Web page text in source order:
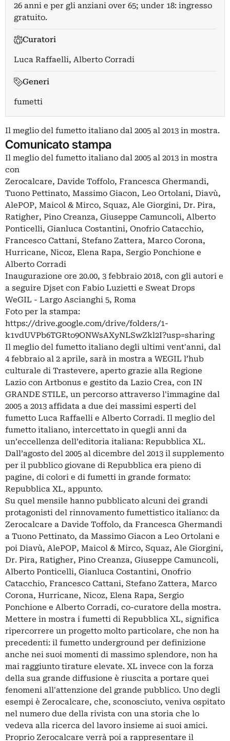
26 anni e per gli anziani over 65; under 18: ingresso
gratuito.
Curatori
Luca Raffaelli, Alberto Corradi
Generi
fumetti
Il meglio del fumetto italiano dal 2005 al 2013 in mostra.
Comunicato stampa
Il meglio del fumetto italiano dal 2005 al 2013 in mostra
con
Zerocalcare, Davide Toffolo, Francesca Ghermandi,
Tuono Pettinato, Massimo Giacon, Leo Ortolani, Diavù,
AlePOP, Maicol & Mirco, Squaz, Ale Giorgini, Dr. Pira,
Ratigher, Pino Creanza, Giuseppe Camuncoli, Alberto
Ponticelli, Gianluca Costantini, Onofrio Catacchio,
Francesco Cattani, Stefano Zattera, Marco Corona,
Hurricane, Nicoz, Elena Rapa, Sergio Ponchione e
Alberto Corradi
Inaugurazione ore 20.00, 3 febbraio 2018, con gli autori e
a seguire Djset con Fabio Luzietti e Sweat Drops
WeGIL - Largo Ascianghi 5, Roma
Foto per la stampa:
https://drive.google.com/drive/folders/1-
k1vdUVPb6TGRto9ONWsAXyNLSwZkl2I?usp=sharing
Il meglio del fumetto italiano degli ultimi vent'anni, dal
4 febbraio al 2 aprile, sarà in mostra a WEGIL l’hub
culturale di Trastevere, aperto grazie alla Regione
Lazio con Artbonus e gestito da Lazio Crea, con IN
GRANDE STILE, un percorso attraverso l'immagine dal
2005 a 2013 affidata a due dei massimi esperti del
fumetto Luca Raffaelli e Alberto Corradi. Il meglio del
fumetto italiano, intercettato in quegli anni da
un’eccellenza dell’editoria italiana: Repubblica XL.
Dall’agosto del 2005 al dicembre del 2013 il supplemento
per il pubblico giovane di Repubblica era pieno di
pagine, di colori e di fumetti in grande formato:
Repubblica XL, appunto.
Su quel mensile hanno pubblicato alcuni dei grandi
protagonisti del rinnovamento fumettistico italiano: da
Zerocalcare a Davide Toffolo, da Francesca Ghermandi
a Tuono Pettinato, da Massimo Giacon a Leo Ortolani e
poi Diavù, AlePOP, Maicol & Mirco, Squaz, Ale Giorgini,
Dr. Pira, Ratigher, Pino Creanza, Giuseppe Camuncoli,
Alberto Ponticelli, Gianluca Costantini, Onofrio
Catacchio, Francesco Cattani, Stefano Zattera, Marco
Corona, Hurricane, Nicoz, Elena Rapa, Sergio
Ponchione e Alberto Corradi, co-curatore della mostra.
Mettere in mostra i fumetti di Repubblica XL, significa
ripercorrere un progetto molto particolare, che non ha
precedenti: il fumetto underground per definizione
anche nei suoi momenti di massimo splendore, non ha
mai raggiunto tirature elevate. XL invece con la forza
della sua grande diffusione è riuscita a portare quei
fenomeni all'attenzione del grande pubblico. Uno degli
esempi è Zerocalcare, che, sconosciuto, veniva ospitato
nel numero due della rivista con una storia che lo
vedeva alla ricerca del lavoro insieme ai suoi amici.
Proprio Zerocalcare verrà poi a rappresentare il